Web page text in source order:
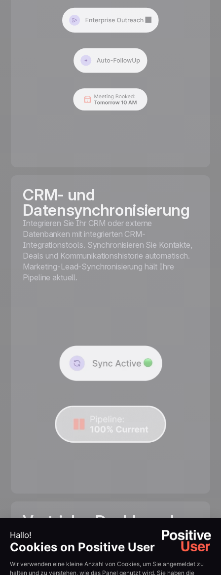
CRM- und
Datensynchronisierung
Integrieren Sie Ihr CRM oder externe
Datenbanken mit integrierten CRM-
Integrationstools. Synchronisieren Sie Kontakte,
Deals und Kommunikationshistorie automatisch.
Marketing-Lead-Synchronisierung hält Ihre
Pipeline aktuell.
Vertriebs-Dashboards
und Reporting
Verfolgen Sie Konversionsraten, Pipeline-Wert
und Teamaktivität über dedizierte Vertriebs-
Dashboards. Vertriebsreporting gibt Ihnen